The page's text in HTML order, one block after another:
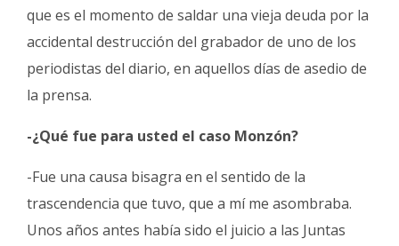
que es el momento de saldar una vieja deuda por la
accidental destrucción del grabador de uno de los
periodistas del diario, en aquellos días de asedio de
la prensa.
-¿Qué fue para usted el caso Monzón?
-Fue una causa bisagra en el sentido de la
trascendencia que tuvo, que a mí me asombraba.
Unos años antes había sido el juicio a las Juntas